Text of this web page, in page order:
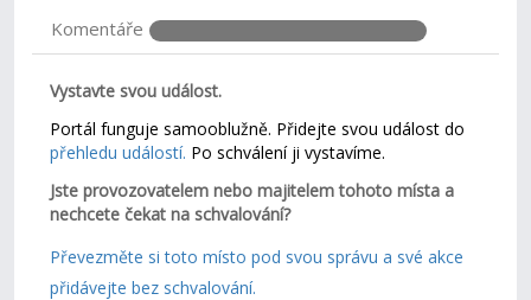
Komentáře
Vystavte svou událost.
Portál funguje samooblužně. Přidejte svou událost do
přehledu událostí. Po schválení ji vystavíme.
Jste provozovatelem nebo majitelem tohoto místa a
nechcete čekat na schvalování?
Převezměte si toto místo pod svou správu a své akce
přidávejte bez schvalování.